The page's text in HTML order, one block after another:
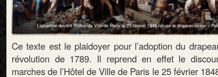
Lamartine devant l’Hôtel de Ville de Paris le 25 février 1848 refuse le drapeau rouge –
Ce texte est le plaidoyer pour l’adoption du
révolution de 1789. Il reprend en effet le
marches de l’Hôtel de Ville de Paris le 25 février